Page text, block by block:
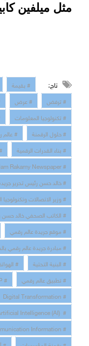
مثل ميلفين
تاج: # بقيمة
# ترفض
# عرض
# تكنولوجيا المعلومات
# حلول الرقمنة
# عالم
# بناء القدرات الرقمية
# Alam Rakamy Newspaper
# خالد حسن رئيس تحرير
# وزير الاتصالات
# الكاتب الصحفي خالد حسن
# موقع جريدة عالم رقمي
# مبادرة جريدة عالم رقمي
# البنية التحتية
#
# تطبيق عالم رقمي
# Alam Rakamy APP
# Digital Transformation
# Artificial Intelligence (AI)
# technology and communication Information
# رقمنة المؤسسات
#